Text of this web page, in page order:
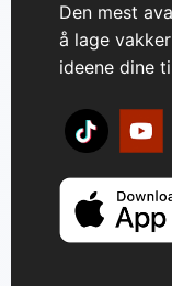
Den mest
å lage
ideene dine